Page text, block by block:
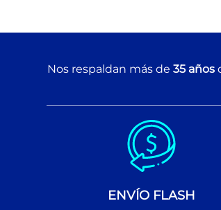
Nos respaldan más de 35 años
ENVÍO FLASH